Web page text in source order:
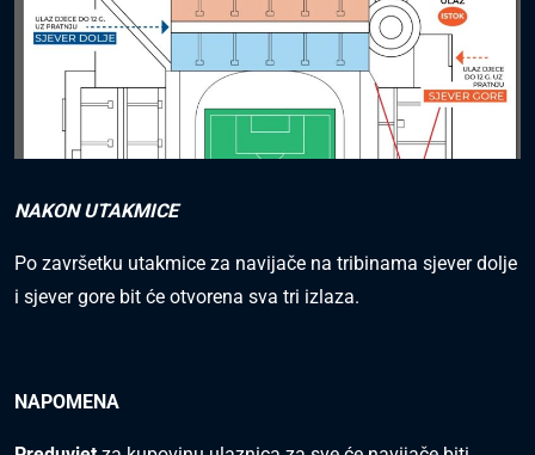
NAKON UTAKMICE
Po završetku utakmice za navijače na tribinama sjever dolje
i sjever gore bit će otvorena sva tri izlaza.
NAPOMENA